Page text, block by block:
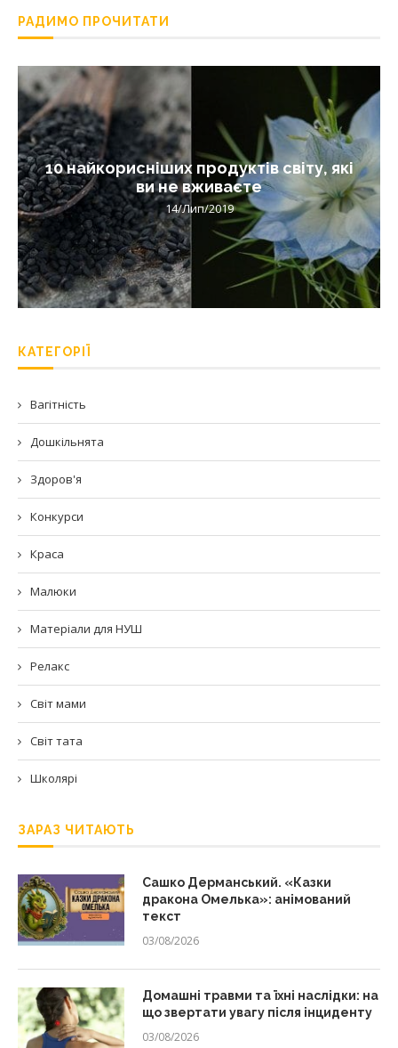
РАДИМО ПРОЧИТАТИ
10 найкорисніших продуктів світу, які
ви не вживаєте
14/Лип/2019
КАТЕГОРІЇ
Вагітність
Дошкільнята
Здоров'я
Конкурси
Краса
Малюки
Матеріали для НУШ
Релакс
Світ мами
Світ тата
Школярі
ЗАРАЗ ЧИТАЮТЬ
Сашко Дерманський. «Казки
дракона Омелька»: анімований
текст
03/08/2026
Домашні травми та їхні наслідки: на
що звертати увагу після інциденту
03/08/2026